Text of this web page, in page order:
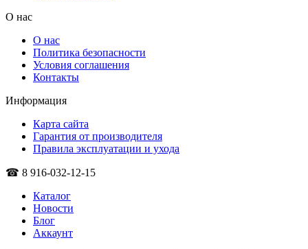
О нас
О нас
Политика безопасности
Условия соглашения
Контакты
Информация
Карта сайта
Гарантия от производителя
Правила эксплуатации и ухода
☎ 8 916-032-12-15
Каталог
Новости
Блог
Аккаунт